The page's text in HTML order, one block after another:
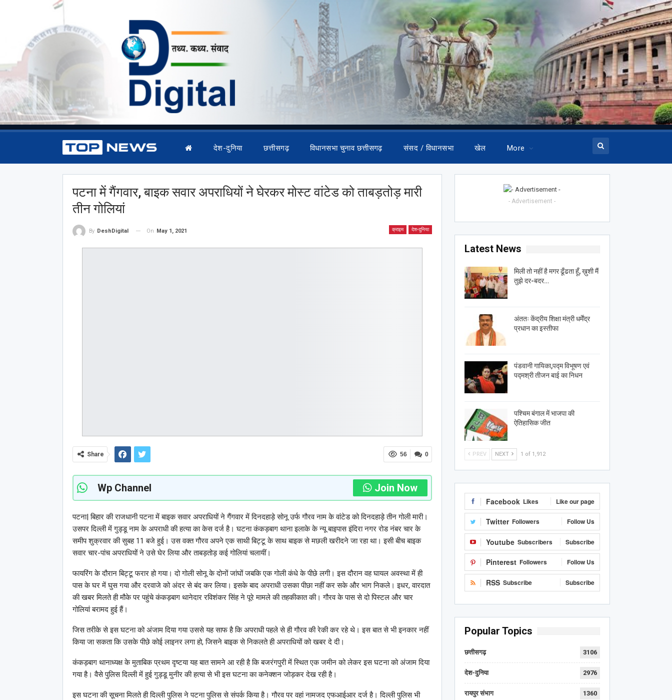
देश-दुनिया छत्तीसगढ़ विधानसभा चुनाव छत्तीसगढ़ संसद / विधानसभा खेल More
पटना में गैंगवार, बाइक सवार अपराधियों ने घेरकर मोस्ट वांटेड को ताबड़तोड़ मारी
तीन गोलियां
क्राइम देश-दुनिया
By DeshDigital On May 1, 2021
0
56
Share
Wp Channel Join Now
पटना| बिहार की राजधानी पटना में बाइक सवार अपराधियों ने गैंगवार में दिनदहाड़े सोनू उर्फ गौरव नाम के वांटेड को दिनदहाड़े तीन गोली मारी।
उसपर दिल्ली में गुड्डू नाम के अपराधी की हत्या का केस दर्ज है। घटना कंकड़बाग थाना इलाके के न्यू बाइपास इंदिरा नगर रोड नंबर चार के
समीप शुक्रवार की सुबह 11 बजे हुई। उस वक्त गौरव अपने एक साथी बिट्टू के साथ बाइक से मछली खरीदने जा रहा था। इसी बीच बाइक
सवार चार-पांच अपराधियों ने उसे घेर लिया और ताबड़तोड़ कई गोलियां चलायीं।
फायरिंग के दौरान बिट्टू फरार हो गया। दो गोली सोनू के दोनों जांघों जबकि एक गोली कंधे के पीछे लगी। इस दौरान वह घायल अवस्था में ही
पास के घर में घुस गया और दरवाजे को अंदर से बंद कर लिया। इसके बाद अपराधी उसका पीछा नहीं कर सके और भाग निकले। इधर, वारदात
की खबर मिलते ही मौके पर पहुंचे कंकड़बाग थानेदार रविशंकर सिंह ने पूरे मामले की तहकीकात की। गौरव के पास से दो पिस्टल और चार
गोलियां बरामद हुई हैं।
जिस तरीके से इस घटना को अंजाम दिया गया उससे यह साफ है कि अपराधी पहले से ही गौरव की रेकी कर रहे थे। इस बात से भी इनकार नहीं
किया जा सकता कि उसके पीछे कोई लाइनर लगा हो, जिसने बाइक से निकलते ही अपराधियों को खबर दे दी।
कंकड़बाग थानाध्यक्ष के मुताबिक प्रथम दृष्टया यह बात सामने आ रही है कि बजरंगपुरी में स्थित एक जमीन को लेकर इस घटना को अंजाम दिया
गया है। वैसे पुलिस दिल्ली में हुई गुड्डू मुनीर की हत्या से भी इस घटना का कनेक्शन जोड़कर देख रही है।
इस घटना की सूचना मिलते ही दिल्ली पुलिस ने पटना पुलिस से संपर्क किया है। गौरव पर वहां नामजद एफआईआर दर्ज है। दिल्ली पुलिस भी
- Advertisement -
Latest News
मिली तो नहीं है मगर ढूँढता हूँ, ख़ुशी मैं
तुझे दर-बदर…
अंततः केंद्रीय शिक्षा मंत्री धर्मेंद्र
प्रधान का इस्तीफा
पंडवानी गायिका,पद्म विभूषण एवं
पद्मश्री तीजन बाई का निधन
पश्चिम बंगाल में भाजपा की
ऐतिहासिक जीत
PREV NEXT 1 of 1,912
Facebook Likes Like our page
Twitter Followers Follow Us
Youtube Subscribers Subscribe
Pinterest Followers Follow Us
RSS Subscribe Subscribe
Popular Topics
छत्तीसगढ़ 3106
देश-दुनिया 2976
रायपुर संभाग 1360